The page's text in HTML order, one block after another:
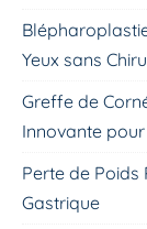
Yeux sans
Greffe de
Innovante
Perte de Poids
Gastrique